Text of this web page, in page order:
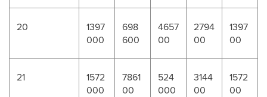
20
1397
000
698
600
4657
00
2794
00
1397
00
21
1572
000
7861
00
524
000
3144
00
1572
00